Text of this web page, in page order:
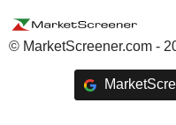
© MarketScreener.com -